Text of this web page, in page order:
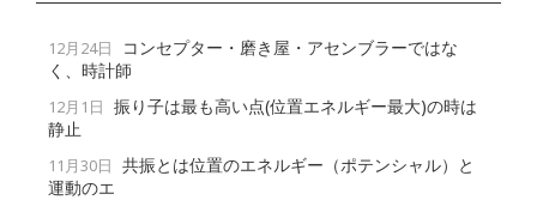
12月24日
コンセプター・磨き屋・アセンブラーではな
く、時計師
12月1日 振り子は最も高い点(位置エネルギー最大)の時は
静止
11月30日 共振とは位置のエネルギー（ポテンシャル）と
運動のエ